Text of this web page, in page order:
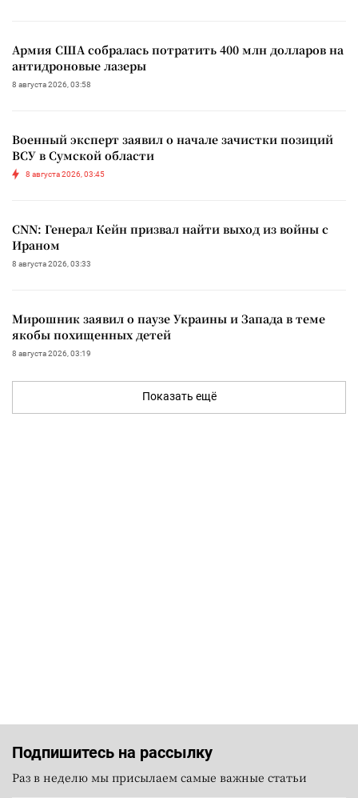
Армия США собралась потратить 400 млн долларов на
антидроновые лазеры
8 августа 2026, 03:58
Военный эксперт заявил о начале зачистки позиций
ВСУ в Сумской области
8 августа 2026, 03:45
CNN: Генерал Кейн призвал найти выход из войны с
Ираном
8 августа 2026, 03:33
Мирошник заявил о паузе Украины и Запада в теме
якобы похищенных детей
8 августа 2026, 03:19
Показать ещё
Подпишитесь на рассылку
Раз в неделю мы присылаем самые важные статьи